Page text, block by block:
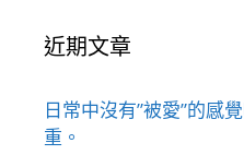
近期文章
日常中沒有”被愛”的感
重。